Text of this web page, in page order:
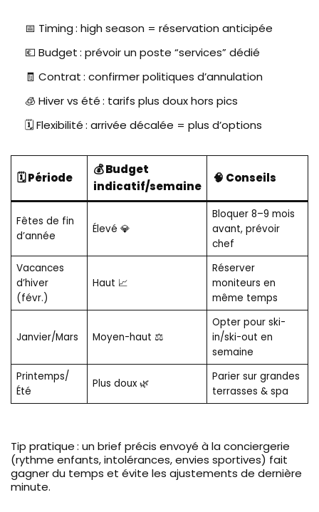
📅 Timing : high season = réservation anticipée
💶 Budget : prévoir un poste “services” dédié
🧾 Contrat : confirmer politiques d’annulation
🧊 Hiver vs été : tarifs plus doux hors pics
🗓️ Flexibilité : arrivée décalée = plus d’options
🗓️ Période
💰 Budget
indicatif/semaine
🧠 Conseils
Fêtes de fin
d’année
Élevé 💎
Bloquer 8–9 mois
avant, prévoir
chef
Vacances
d’hiver
(févr.)
Haut 📈
Réserver
moniteurs en
même temps
Janvier/Mars Moyen-haut ⚖️
Opter pour ski-
in/ski-out en
semaine
Printemps/
Été
Plus doux 🌿
Parier sur grandes
terrasses & spa
Tip pratique : un brief précis envoyé à la conciergerie
(rythme enfants, intolérances, envies sportives) fait
gagner du temps et évite les ajustements de dernière
minute.